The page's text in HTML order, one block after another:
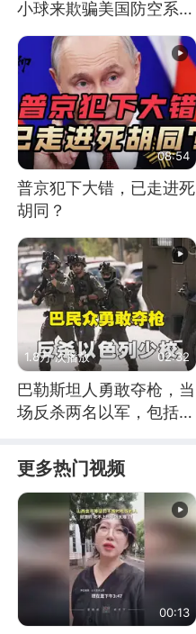
小球来欺骗美国防空系统
的
08:54
普京犯下大错，已走进死
胡同？
1.8万 次播放 02:32
巴勒斯坦人勇敢夺枪，当
场反杀两名以军，包括一
更多热门视频
00:13